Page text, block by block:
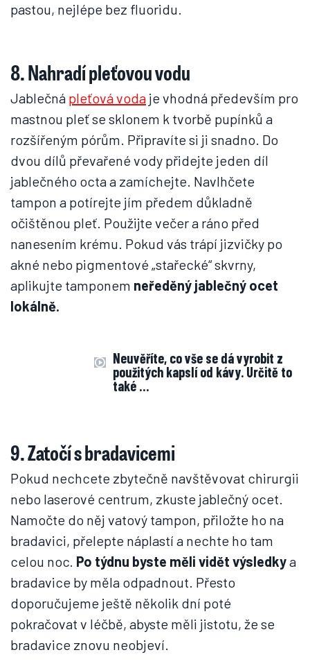
pastou, nejlépe bez fluoridu.
8. Nahradí pleťovou vodu
Jablečná pleťová voda je vhodná především pro
mastnou pleť se sklonem k tvorbě pupínků a
rozšířeným pórům. Připravíte si ji snadno. Do
dvou dílů převařené vody přidejte jeden díl
jablečného octa a zamíchejte. Navlhčete
tampon a potírejte jím předem důkladně
očištěnou pleť. Použijte večer a ráno před
nanesením krému. Pokud vás trápí jizvičky po
akné nebo pigmentové „stařecké“ skvrny,
aplikujte tamponem neředěný jablečný ocet
lokálně.
Neuvěříte, co vše se dá vyrobit z
použitých kapslí od kávy. Určitě to
také …
9. Zatočí s bradavicemi
Pokud nechcete zbytečně navštěvovat chirurgii
nebo laserové centrum, zkuste jablečný ocet.
Namočte do něj vatový tampon, přiložte ho na
bradavici, přelepte náplastí a nechte ho tam
celou noc. Po týdnu byste měli vidět výsledkya
bradavice by měla odpadnout. Přesto
doporučujeme ještě několik dní poté
pokračovat v léčbě, abyste měli jistotu, že se
bradavice znovu neobjeví.